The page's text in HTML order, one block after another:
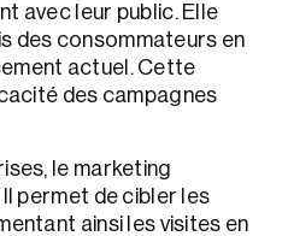
avec leur public. Elle
des consommateurs en
actuel. Cette
des campagnes
le marketing
permet de cibler les
ainsi les visites en